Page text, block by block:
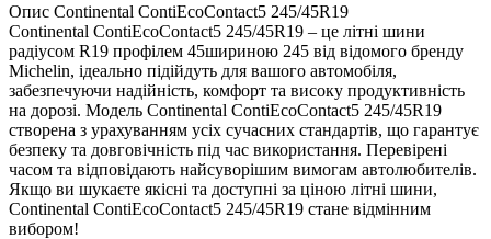
Опис Continental ContiEcoContact5 245/45R19
Continental ContiEcoContact5 245/45R19 – це літні шини
радіусом R19 профілем 45шириною 245 від відомого бренду
Michelin, ідеально підійдуть для вашого автомобіля,
забезпечуючи надійність, комфорт та високу продуктивність
на дорозі. Модель Continental ContiEcoContact5 245/45R19
створена з урахуванням усіх сучасних стандартів, що гарантує
безпеку та довговічність під час використання. Перевірені
часом та відповідають найсуворішим вимогам автолюбителів.
Якщо ви шукаєте якісні та доступні за ціною літні шини,
Continental ContiEcoContact5 245/45R19 стане відмінним
вибором!